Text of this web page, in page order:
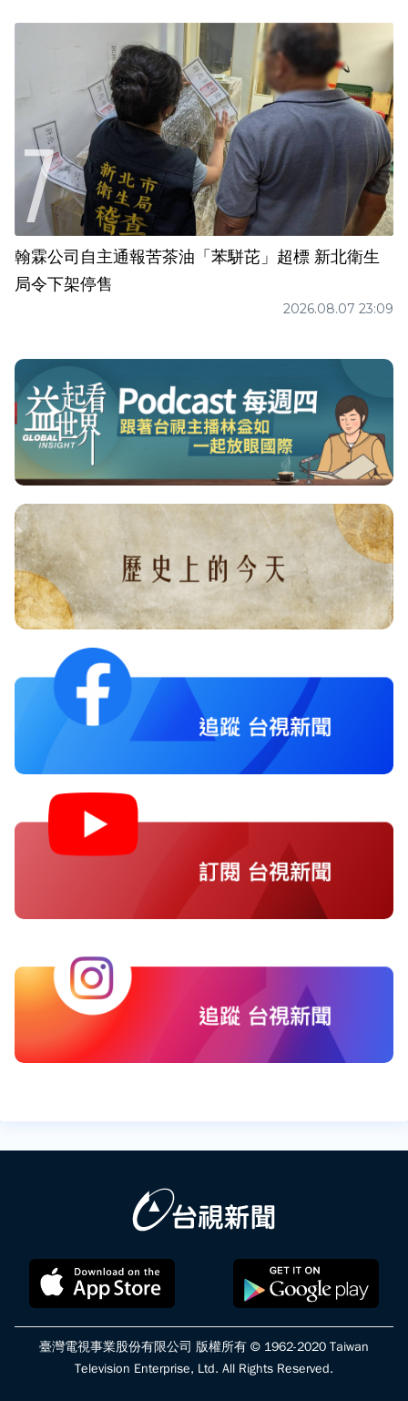
翰霖公司自主通報苦茶油「苯駢芘」超標 新北衛生
局令下架停售
2026.08.07 23:09
臺灣電視事業股份有限公司 版權所有 © 1962-2020 Taiwan
Television Enterprise, Ltd. All Rights Reserved.